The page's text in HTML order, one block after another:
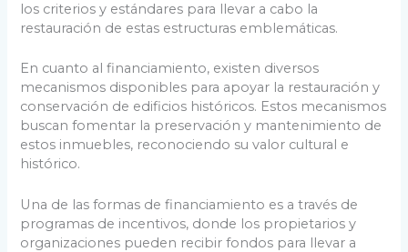
los criterios y estándares para llevar a cabo la
restauración de estas estructuras emblemáticas.
En cuanto al financiamiento, existen diversos
mecanismos disponibles para apoyar la restauración y
conservación de edificios históricos. Estos mecanismos
buscan fomentar la preservación y mantenimiento de
estos inmuebles, reconociendo su valor cultural e
histórico.
Una de las formas de financiamiento es a través de
programas de incentivos, donde los propietarios y
organizaciones pueden recibir fondos para llevar a